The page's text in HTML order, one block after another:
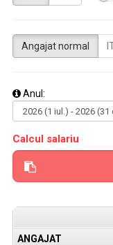
Angajat normal
Anul:
Calcul salariu
ANGAJAT